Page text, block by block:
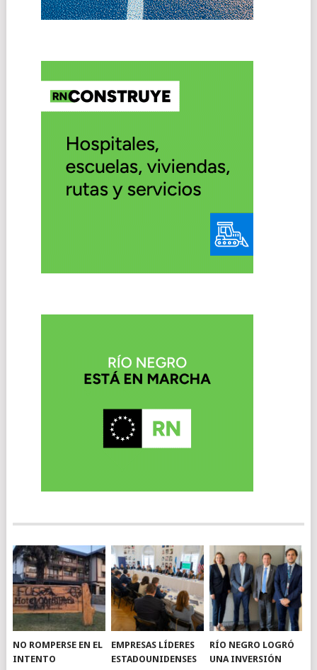
NO ROMPERSE EN EL
INTENTO
EMPRESAS LÍDERES
ESTADOUNIDENSES
RÍO NEGRO LOGRÓ
UNA INVERSIÓN